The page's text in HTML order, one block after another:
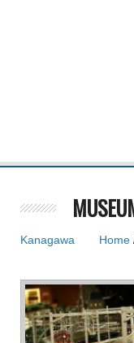
Kanagawa Home